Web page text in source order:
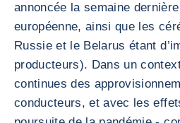
annoncée la semaine
européenne, ainsi que les
Russie et le Belarus étant
producteurs). Dans un
continues des
conducteurs, et avec les